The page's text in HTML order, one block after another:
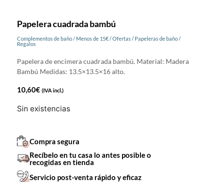
Papelera cuadrada bambú
Complementos de baño/ Menos de 15€/Ofertas/ Papeleras de baño/
Regalos
Papelera de encimera cuadrada bambú. Material: Madera
Bambú Medidas: 13.5×13.5×16 alto.
10,60€ (IVA incl.)
Sin existencias
Compra segura
Recíbelo en tu casa lo antes posible o
recogidas en tienda
Servicio post-venta rápido y eficaz